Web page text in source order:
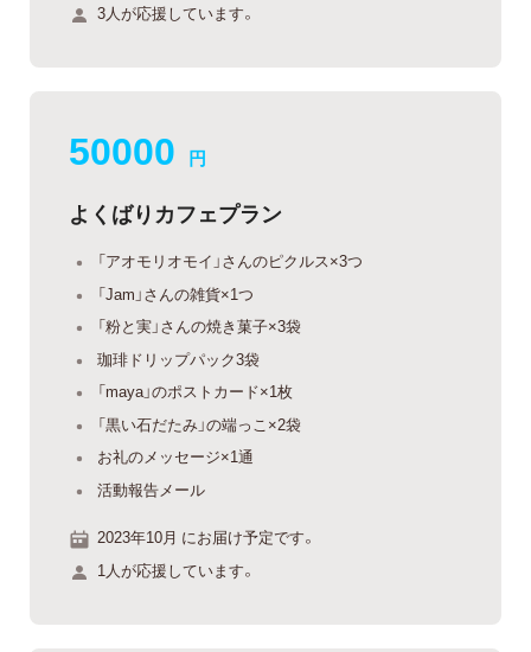
3人が応援しています。
50000 円
よくばりカフェプラン
「アオモリオモイ」さんのピクルス×3つ
「Jam」さんの雑貨×1つ
「粉と実」さんの焼き菓子×3袋
珈琲ドリップパック3袋
「maya」のポストカード×1枚
「黒い石だたみ」の端っこ×2袋
お礼のメッセージ×1通
活動報告メール
2023年10月 にお届け予定です。
1人が応援しています。